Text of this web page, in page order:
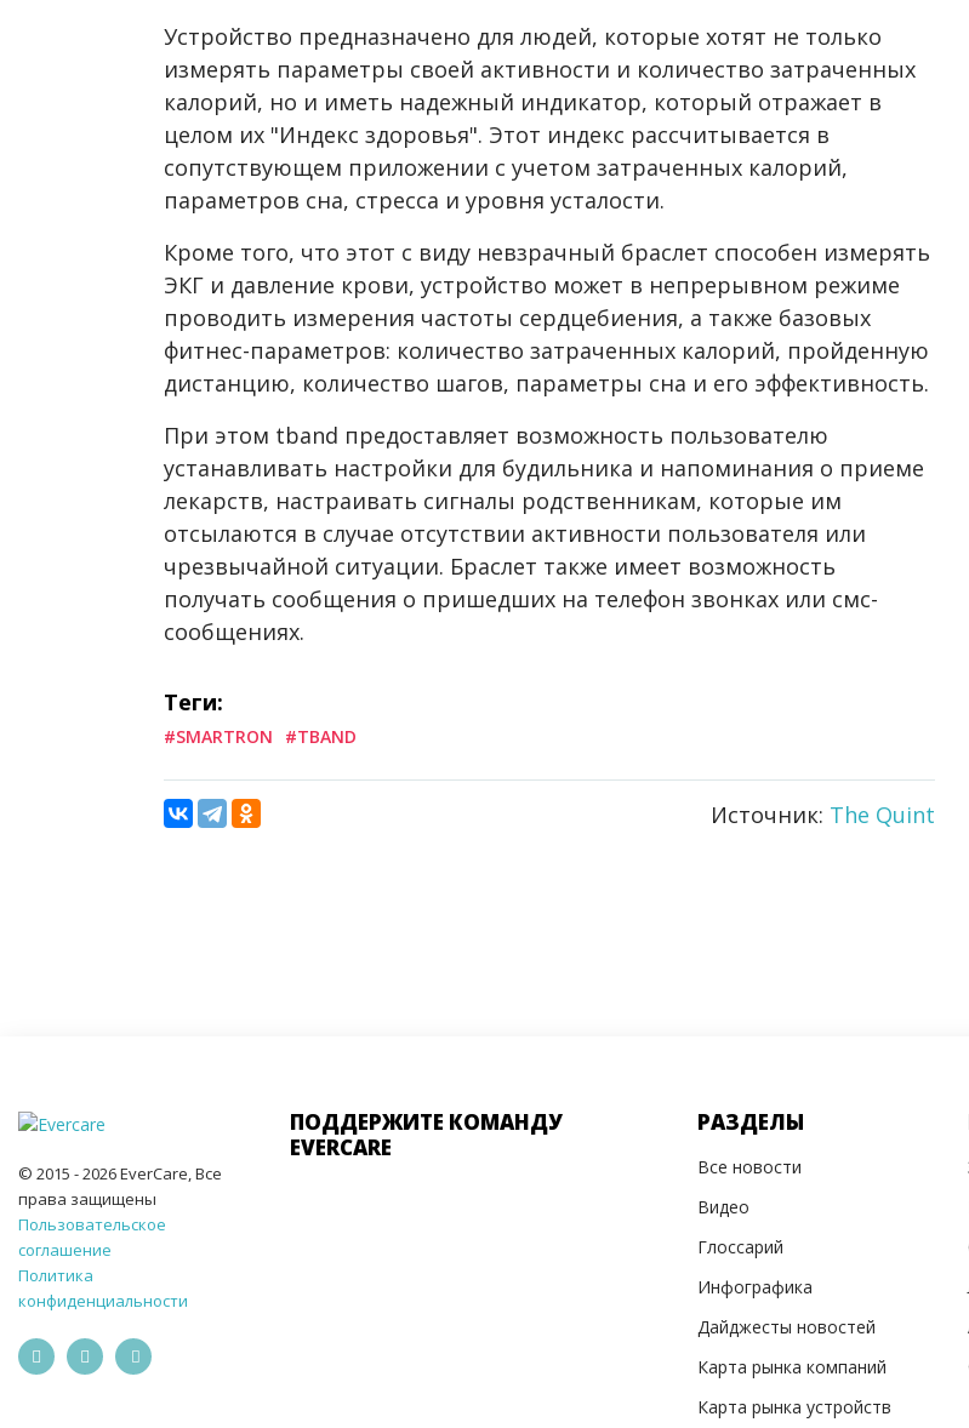
Устройство предназначено для людей, которые хотят не только
измерять параметры своей активности и количество затраченных
калорий, но и иметь надежный индикатор, который отражает в
целом их "Индекс здоровья". Этот индекс рассчитывается в
сопутствующем приложении с учетом затраченных калорий,
параметров сна, стресса и уровня усталости.
Кроме того, что этот с виду невзрачный браслет способен измерять
ЭКГ и давление крови, устройство может в непрерывном режиме
проводить измерения частоты сердцебиения, а также базовых
фитнес-параметров: количество затраченных калорий, пройденную
дистанцию, количество шагов, параметры сна и его эффективность.
При этом tband предоставляет возможность пользователю
устанавливать настройки для будильника и напоминания о приеме
лекарств, настраивать сигналы родственникам, которые им
отсылаются в случае отсутствии активности пользователя или
чрезвычайной ситуации. Браслет также имеет возможность
получать сообщения о пришедших на телефон звонках или смс-
сообщениях.
Теги:
#SMARTRON #TBAND
Источник: The Quint
© 2015 - 2026 EverCare, Все
права защищены
Пользовательское
соглашение
Политика
конфиденциальности
ПОДДЕРЖИТЕ КОМАНДУ
EVERCARE
РАЗДЕЛЫ
Все новости
Видео
Глоссарий
Инфографика
Дайджесты новостей
Карта рынка компаний
Карта рынка устройств